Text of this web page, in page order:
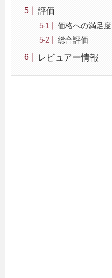
評価
価格への満足度
総合評価
レビュアー情報